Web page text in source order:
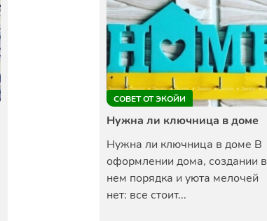
СОВЕТ ОТ ЭКОЙИ
Нужна ли ключница в доме
Нужна ли ключница в доме В
оформлении дома, создании в
нем порядка и уюта мелочей
нет: все стоит...